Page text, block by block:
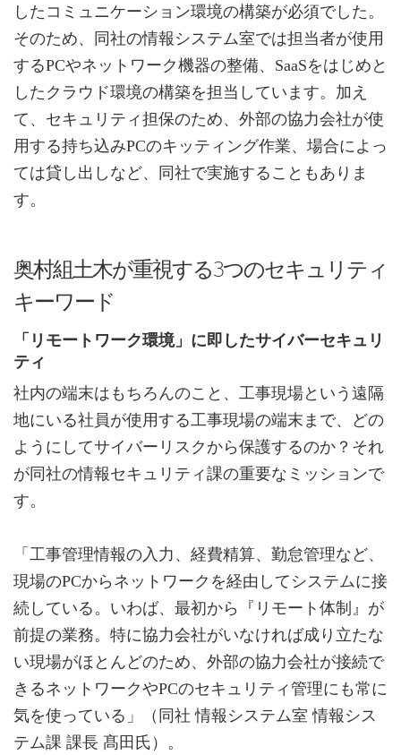
したコミュニケーション環境の構築が必須でした。
そのため、同社の情報システム室では担当者が使用
するPCやネットワーク機器の整備、SaaSをはじめと
したクラウド環境の構築を担当しています。加え
て、セキュリティ担保のため、外部の協力会社が使
用する持ち込みPCのキッティング作業、場合によっ
ては貸し出しなど、同社で実施することもありま
す。
奥村組土木が重視する3つのセキュリティ
キーワード
「リモートワーク環境」に即したサイバーセキュリ
ティ
社内の端末はもちろんのこと、工事現場という遠隔
地にいる社員が使用する工事現場の端末まで、どの
ようにしてサイバーリスクから保護するのか？それ
が同社の情報セキュリティ課の重要なミッションで
す。
「工事管理情報の入力、経費精算、勤怠管理など、
現場のPCからネットワークを経由してシステムに接
続している。いわば、最初から『リモート体制』が
前提の業務。特に協力会社がいなければ成り立たな
い現場がほとんどのため、外部の協力会社が接続で
きるネットワークやPCのセキュリティ管理にも常に
気を使っている」（同社 情報システム室 情報シス
テム課 課長 髙田氏）。